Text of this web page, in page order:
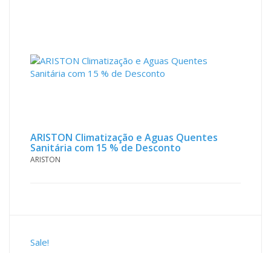
ARISTON Climatização e Aguas Quentes
Sanitária com 15 % de Desconto
ARISTON
Sale!